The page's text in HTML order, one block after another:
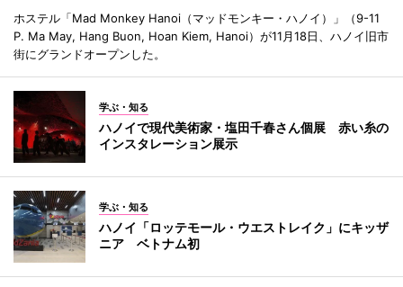
ホステル「Mad Monkey Hanoi（マッドモンキー・ハノイ）」（9-11
P. Ma May, Hang Buon, Hoan Kiem, Hanoi）が11月18日、ハノイ旧市
街にグランドオープンした。
学ぶ・知る
ハノイで現代美術家・塩田千春さん個展 赤い糸の
インスタレーション展示
学ぶ・知る
ハノイ「ロッテモール・ウエストレイク」にキッザ
ニア ベトナム初